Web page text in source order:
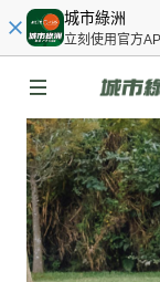
城市綠洲
立刻使用官方